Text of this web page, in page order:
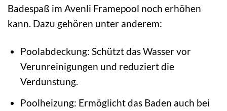
Badespaß im Avenli Framepool noch erhöhen
kann. Dazu gehören unter anderem:
Poolabdeckung: Schützt das Wasser vor
Verunreinigungen und reduziert die
Verdunstung.
Poolheizung: Ermöglicht das Baden auch bei